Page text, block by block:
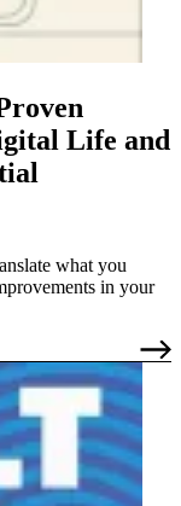
Life and
what you
in your